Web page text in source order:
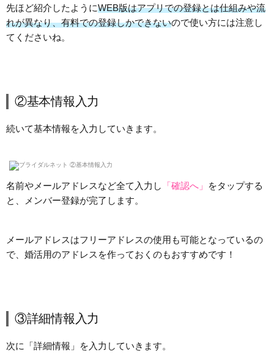
先ほど紹介したようにWEB版はアプリでの登録とは仕組みや流
れが異なり、有料での登録しかできないので使い方には注意し
てくださいね。
②基本情報入力
続いて基本情報を入力していきます。
名前やメールアドレスなど全て入力し 「確認へ」
をタップする
と、メンバー登録が完了します。
メールアドレスはフリーアドレスの使用も可能となっているの
で、婚活用のアドレスを作っておくのもおすすめです！
③詳細情報入力
次に「詳細情報」を入力していきます。